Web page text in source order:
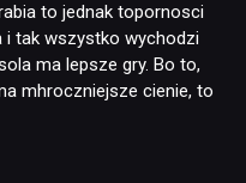
to jednak topornosci
tak wszystko wychodzi
ma lepsze gry. Bo to,
mhroczniejsze cienie, to